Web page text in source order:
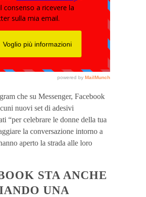
che su Messenger, Facebook
nuovi set di adesivi
“per celebrare le donne della tua
la conversazione intorno a
aperto la strada alle loro
STA ANCHE
UNA